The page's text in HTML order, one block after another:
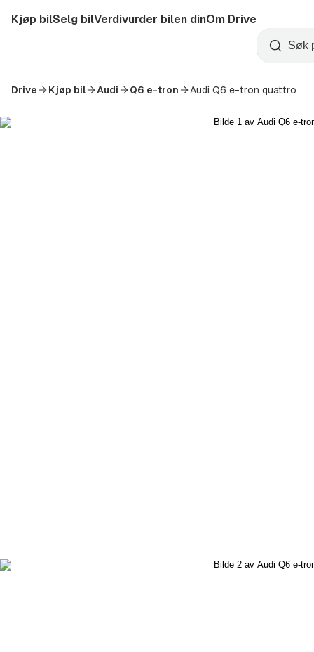
til
Startside
Kjøp bilSelg bilVerdivurder bilen dinOm Drive
Opprett
konto
Søk
Drive Kjøp bil Audi Q6 e-tron Audi Q6 e-tron quattro